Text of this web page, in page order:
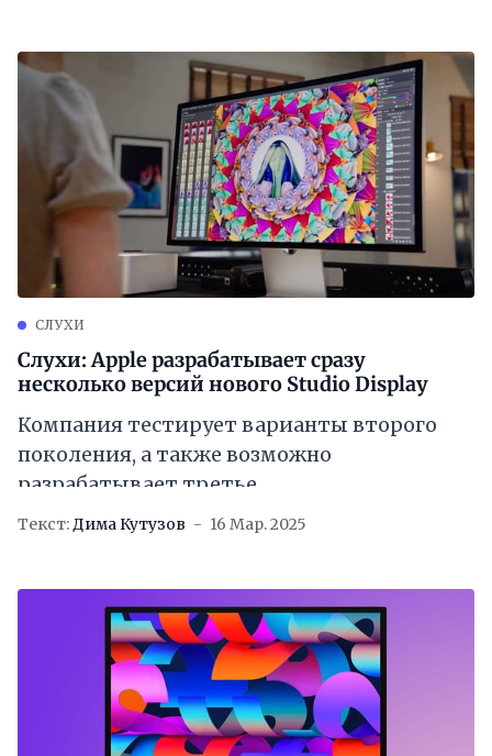
СЛУХИ
Слухи: Apple разрабатывает сразу
несколько версий нового Studio Display
Компания тестирует варианты второго
поколения, а также возможно
разрабатывает третье
Текст:Дима Кутузов 16 Мар. 2025